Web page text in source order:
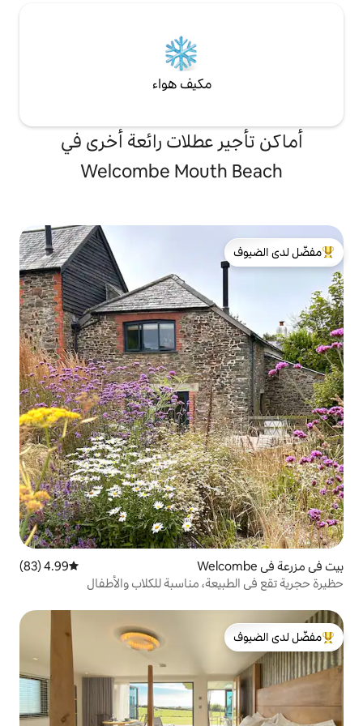
عطلات رائعة أخرى في
Welcombe
الضيوف
متوسط التقييم 4.99 من 5، 83 مراجعات
4.99 (83)
مناسبة للكلاب والأطفال
الضيوف